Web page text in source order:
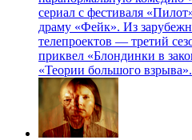
сериал с фестиваля
драму «Фейк». Из
телепроектов — третий
приквел «Блондинки в
«Теории большого взрыва».